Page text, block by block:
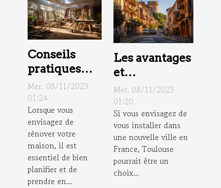
Conseils
pratiques
pour une
rénovation
de maison
réussie
Mer. 08/11/2023
01:24
Lorsque vous
envisagez de
rénover votre
maison, il est
essentiel de bien
planifier et de
prendre en...
Les avantages
et
inconvénients
de vivre à
Toulouse
Mer. 08/11/2023
01:20
Si vous envisagez de
vous installer dans
une nouvelle ville en
France, Toulouse
pourrait être un
choix...